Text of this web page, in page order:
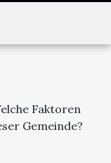
Faktoren
Gemeinde?